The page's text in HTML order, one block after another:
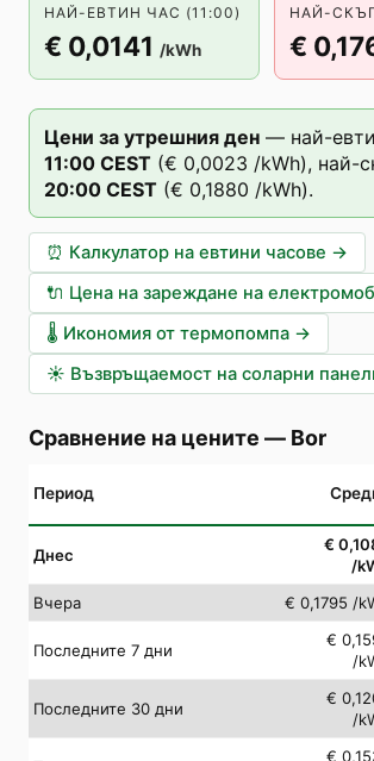
НАЙ-ЕВТИН ЧАС (11:00)
€ 0,0141 /kWh
НАЙ-
€
Цени за утрешния ден — най-
11:00 CEST (€ 0,0023 /kWh), най-
20:00 CEST (€ 0,1880 /kWh).
⏰ Калкулатор на евтини часове →
🔌 Цена на зареждане на
🌡️ Икономия от термопомпа →
☀️ Възвръщаемост на соларни
Сравнение на цените — Bor
Период
Днес
€
/
Вчера € 0,1795 /
Последните 7 дни
€
/
Последните 30 дни
€
/
€